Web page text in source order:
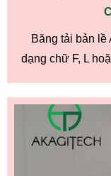
Băng tải bản
dạng chữ F, L